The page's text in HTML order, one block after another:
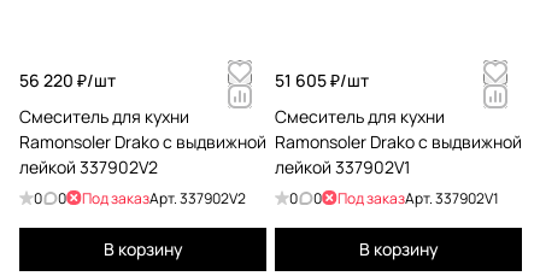
56 220 ₽/шт
Смеситель для кухни
Ramonsoler Drako с выдвижной
лейкой 337902V2
0 0 Под заказАрт.337902V2
В корзину
51 605 ₽/шт
Смеситель для кухни
Ramonsoler Drako с выдвижной
лейкой 337902V1
0 0 Под заказАрт.337902V1
В корзину